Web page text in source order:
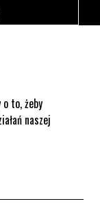
to, żeby
naszej